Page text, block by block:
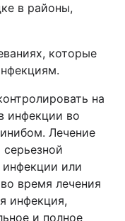
в районы,
которые
на
инфекции во
Лечение
инфекции или
время лечения
инфекция,
и полное